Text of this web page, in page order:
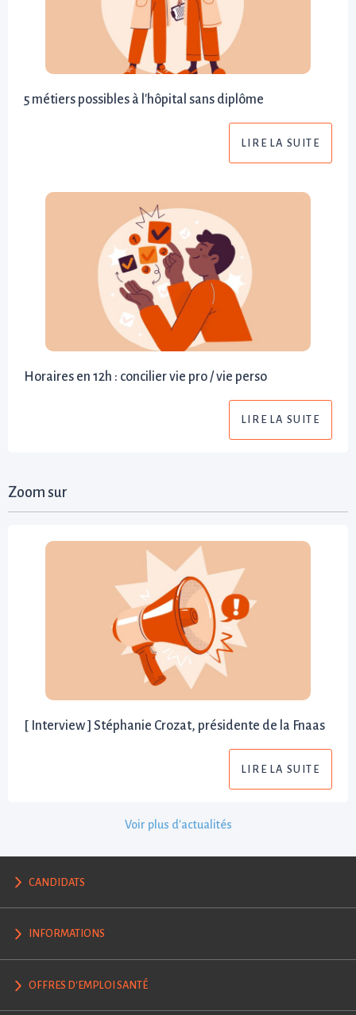
5 métiers possibles à l'hôpital sans diplôme
LIRE LA SUITE
Horaires en 12h : concilier vie pro / vie perso
LIRE LA SUITE
Zoom sur
[ Interview ] Stéphanie Crozat, présidente de la Fnaas
LIRE LA SUITE
Voir plus d'actualités
CANDIDATS
INFORMATIONS
OFFRES D'EMPLOI SANTÉ